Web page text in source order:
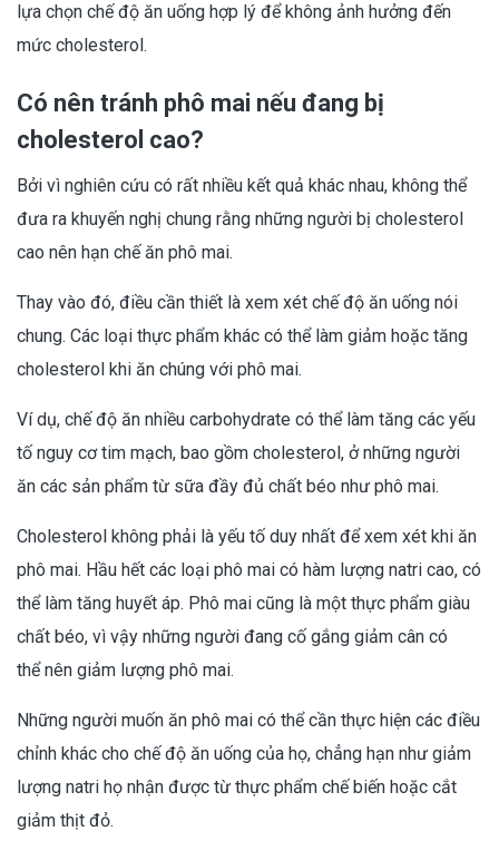
lựa chọn chế độ ăn uống hợp lý để không ảnh hưởng đến
mức cholesterol.
Có nên tránh phô mai nếu đang bị
cholesterol cao?
Bởi vì nghiên cứu có rất nhiều kết quả khác nhau, không thể
đưa ra khuyến nghị chung rằng những người bị cholesterol
cao nên hạn chế ăn phô mai.
Thay vào đó, điều cần thiết là xem xét chế độ ăn uống nói
chung. Các loại thực phẩm khác có thể làm giảm hoặc tăng
cholesterol khi ăn chúng với phô mai.
Ví dụ, chế độ ăn nhiều carbohydrate có thể làm tăng các yếu
tố nguy cơ tim mạch, bao gồm cholesterol, ở những người
ăn các sản phẩm từ sữa đầy đủ chất béo như phô mai.
Cholesterol không phải là yếu tố duy nhất để xem xét khi ăn
phô mai. Hầu hết các loại phô mai có hàm lượng natri cao, có
thể làm tăng huyết áp. Phô mai cũng là một thực phẩm giàu
chất béo, vì vậy những người đang cố gắng giảm cân có
thể nên giảm lượng phô mai.
Những người muốn ăn phô mai có thể cần thực hiện các điều
chỉnh khác cho chế độ ăn uống của họ, chẳng hạn như giảm
lượng natri họ nhận được từ thực phẩm chế biến hoặc cắt
giảm thịt đỏ.